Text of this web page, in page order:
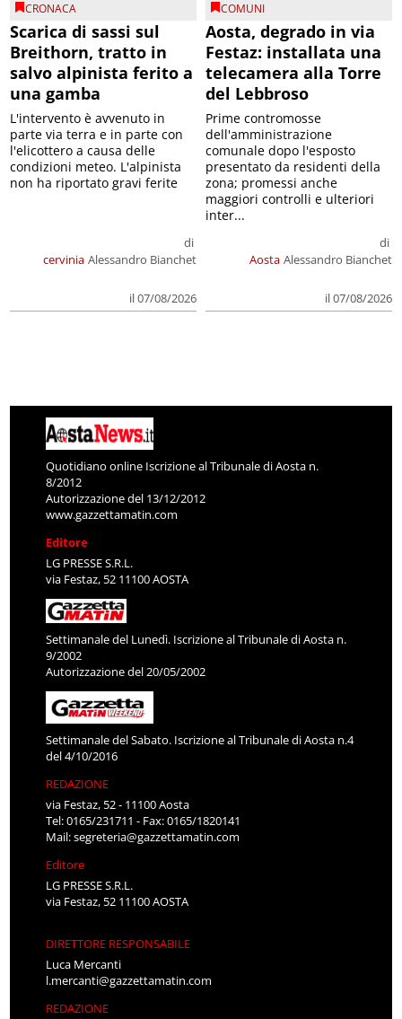
CRONACA
Scarica di sassi sul
Breithorn, tratto in
salvo alpinista ferito a
una gamba
cervinia
di
Alessandro Bianchet
il 07/08/2026
L'intervento è avvenuto in
parte via terra e in parte con
l'elicottero a causa delle
condizioni meteo. L'alpinista
non ha riportato gravi ferite
COMUNI
Aosta, degrado in via
Festaz: installata una
telecamera alla Torre
del Lebbroso
Aosta
di
Alessandro Bianchet
il 07/08/2026
Prime contromosse
dell'amministrazione
comunale dopo l'esposto
presentato da residenti della
zona; promessi anche
maggiori controlli e ulteriori
inter...
Quotidiano online Iscrizione al Tribunale di Aosta n.
8/2012
Autorizzazione del 13/12/2012
www.gazzettamatin.com
Editore
LG PRESSE S.R.L.
via Festaz, 52 11100 AOSTA
Settimanale del Lunedì. Iscrizione al Tribunale di Aosta n.
9/2002
Autorizzazione del 20/05/2002
Settimanale del Sabato. Iscrizione al Tribunale di Aosta n.4
del 4/10/2016
REDAZIONE
via Festaz, 52 - 11100 Aosta
Tel: 0165/231711 - Fax: 0165/1820141
Mail:segreteria@gazzettamatin.com
Editore
LG PRESSE S.R.L.
via Festaz, 52 11100 AOSTA
DIRETTORE RESPONSABILE
Luca Mercanti
l.mercanti@gazzettamatin.com
REDAZIONE